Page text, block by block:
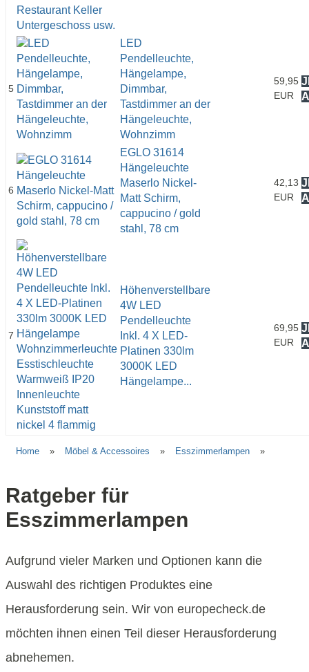
5
LED
Pendelleuchte,
Hängelampe,
Dimmbar,
Tastdimmer an der
Hängeleuchte,
Wohnzimm
59,95
EUR
6
EGLO 31614
Hängeleuchte
Maserlo Nickel-
Matt Schirm,
cappucino / gold
stahl, 78 cm
42,13
EUR
7
Höhenverstellbare
4W LED
Pendelleuchte
Inkl. 4 X LED-
Platinen 330lm
3000K LED
Hängelampe...
69,95
EUR
Home » Möbel & Accessoires » Esszimmerlampen »
Ratgeber für
Esszimmerlampen
Aufgrund vieler Marken und Optionen kann die
Auswahl des richtigen Produktes eine
Herausforderung sein. Wir von europecheck.de
möchten ihnen einen Teil dieser Herausforderung
abnehemen.